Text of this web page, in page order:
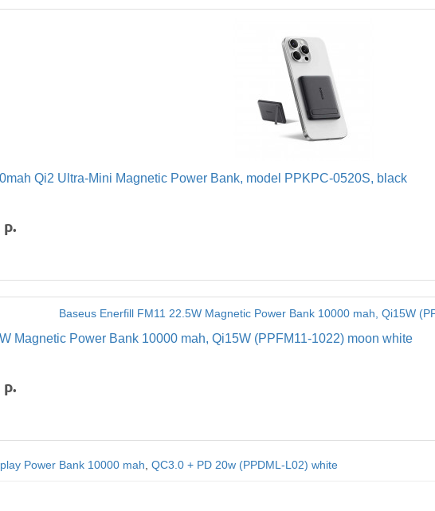
Qi2 Ultra-Mini Magnetic Power Bank, model PPKPC-0520S, black
р.
Magnetic Power Bank 10000 mah, Qi15W (PPFM11-1022) moon white
р.
Power Bank 10000 mah QC3.0 + PD 20w (PPDML-L02) white